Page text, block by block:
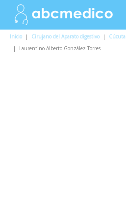
Inicio | Cirujano del Aparato digestivo |
Cúcuta
|
Laurentino Alberto González Torres